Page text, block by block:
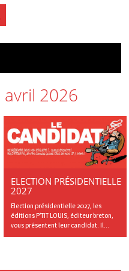
avril 2026
ELECTION PRÉSIDENTIELLE
2027
Election présidentielle 2027, les
éditions P’TIT LOUIS, éditeur breton,
vous présentent leur candidat. Il...